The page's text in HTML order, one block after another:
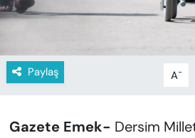
Paylaş A-
Gazete Emek- Dersim
ÖZEL HABER
SİYASET
VAN VE DİYARBAKIR